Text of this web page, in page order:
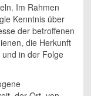
Im Rahmen
Kenntnis über
der betroffenen
die Herkunft
in der Folge